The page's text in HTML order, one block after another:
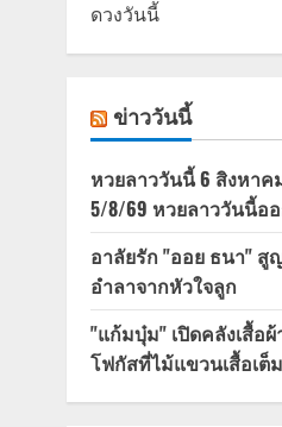
ดวงวันนี้
ข่าววันนี้
หวยลาววันนี้ 6 สิงหาค
5/8/69 หวยลาววันนี้อ
อาลัยรัก "ออย ธนา"
อำลาจากหัวใจลูก
"แก้มบุ๋ม" เปิดคลังเสื้อ
โฟกัสที่ไม้แขวนเสื้อเต็